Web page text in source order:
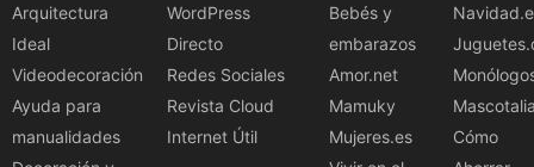
Arquitectura
Ideal
Videodecoración
Ayuda para
manualidades
WordPress
Directo
Redes Sociales
Revista Cloud
Internet Útil
Bebés y
embarazos
Amor.net
Mamuky
Mujeres.es
Cómo